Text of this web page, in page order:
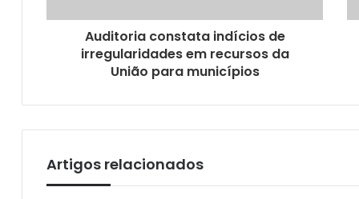
Auditoria constata indícios de
irregularidades em recursos da
União para municípios
Artigos relacionados